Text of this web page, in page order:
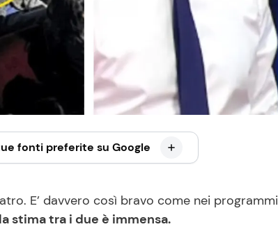
fonti preferite su Google
E’ davvero così bravo come nei programmi
stima tra i due è immensa.